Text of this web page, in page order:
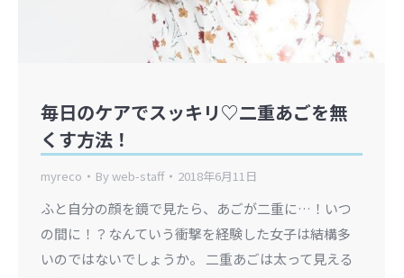
毎日のケアでスッキリ♡二重あごを無
くす方法！
myreco Byweb-staff 2018年6月11日
ふと自分の顔を鏡で見たら、あごが二重に…！いつ
の間に！？なんていう衝撃を経験した女子は結構多
いのではないでしょうか。 二重あごは太って見える